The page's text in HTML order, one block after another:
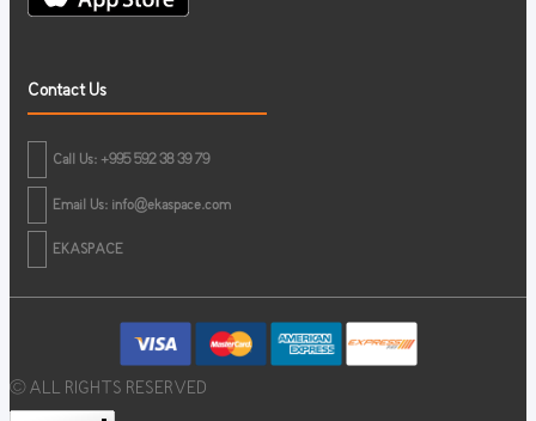
Contact Us
Call Us: +995 592 38 39 79
Email Us: info@ekaspace.com
EKASPACE
© ALL RIGHTS RESERVED